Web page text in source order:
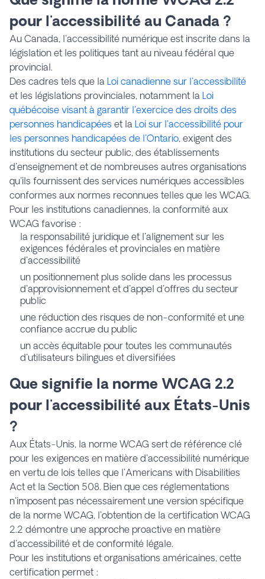
pour l'accessibilité au Canada ?
Au Canada, l'accessibilité numérique est inscrite dans la
législation et les politiques tant au niveau fédéral que
provincial.
Des cadres tels que la Loi canadienne sur l'accessibilité
et les législations provinciales, notamment la Loi
québécoise visant à garantir l'exercice des droits des
personnes handicapées et la Loi sur l'accessibilité pour
les personnes handicapées de l'Ontario, exigent des
institutions du secteur public, des établissements
d'enseignement et de nombreuses autres organisations
qu'ils fournissent des services numériques accessibles
conformes aux normes reconnues telles que les WCAG.
Pour les institutions canadiennes, la conformité aux
WCAG favorise :
la responsabilité juridique et l'alignement sur les
exigences fédérales et provinciales en matière
d'accessibilité
un positionnement plus solide dans les processus
d'approvisionnement et d'appel d'offres du secteur
public
une réduction des risques de non-conformité et une
confiance accrue du public
un accès équitable pour toutes les communautés
d'utilisateurs bilingues et diversifiées
Que signifie la norme WCAG 2.2
pour l'accessibilité aux États-Unis
?
Aux États-Unis, la norme WCAG sert de référence clé
pour les exigences en matière d'accessibilité numérique
en vertu de lois telles que l'Americans with Disabilities
Act et la Section 508. Bien que ces réglementations
n'imposent pas nécessairement une version spécifique
de la norme WCAG, l'obtention de la certification WCAG
2.2 démontre une approche proactive en matière
d'accessibilité et de conformité légale.
Pour les institutions et organisations américaines, cette
certification permet :